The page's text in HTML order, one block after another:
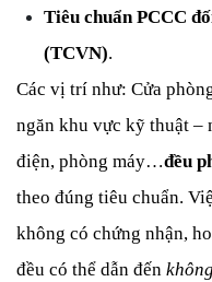
Tiêu chuẩn PCCC
(TCVN).
Các vị trí như: Cửa
ngăn khu vực kỹ thuật –
điện, phòng máy…đều
theo đúng tiêu chuẩn.
không có chứng nhận,
đều có thể dẫn đến